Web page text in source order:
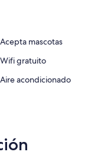
al aire libre de
Acepta mascotas
Wifi gratuito
Aire acondicionado